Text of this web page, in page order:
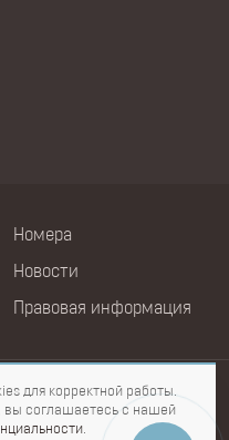
Номера
Новости
Правовая информация
для корректной работы.
вы соглашаетесь с нашей
.